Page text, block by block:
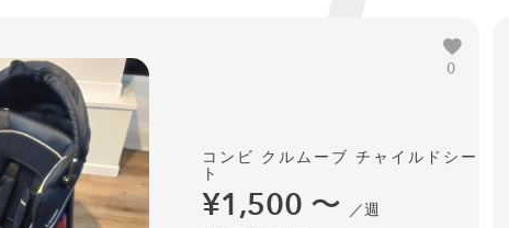
コンビ クルムーブ チャイルドシー
ト
¥1,500 〜 ／週
0